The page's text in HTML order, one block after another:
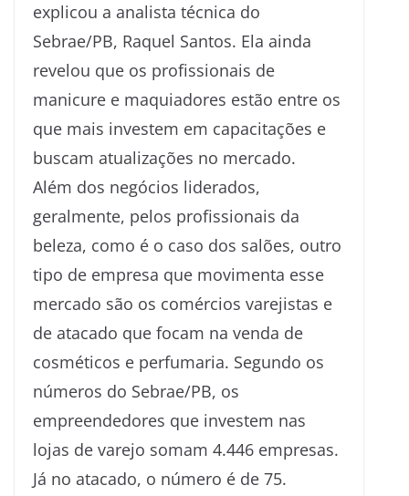
explicou a analista técnica do
Sebrae/PB, Raquel Santos. Ela ainda
revelou que os profissionais de
manicure e maquiadores estão entre os
que mais investem em capacitações e
buscam atualizações no mercado.
Além dos negócios liderados,
geralmente, pelos profissionais da
beleza, como é o caso dos salões, outro
tipo de empresa que movimenta esse
mercado são os comércios varejistas e
de atacado que focam na venda de
cosméticos e perfumaria. Segundo os
números do Sebrae/PB, os
empreendedores que investem nas
lojas de varejo somam 4.446 empresas.
Já no atacado, o número é de 75.